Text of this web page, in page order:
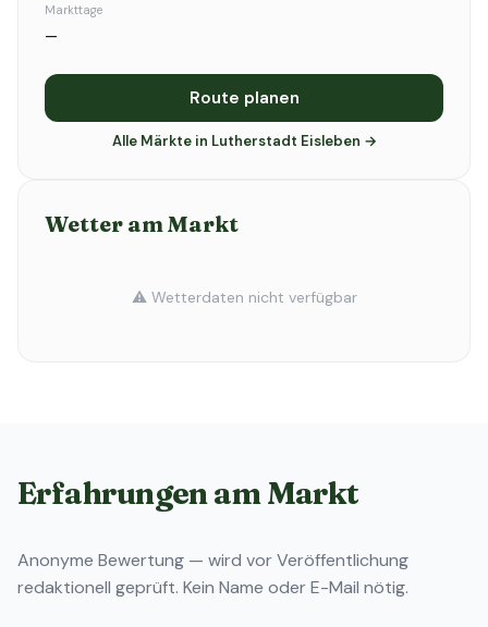
Markttage
—
Route planen
Alle Märkte in Lutherstadt Eisleben →
Wetter am Markt
⚠️ Wetterdaten nicht verfügbar
Erfahrungen am Markt
Anonyme Bewertung — wird vor Veröffentlichung
redaktionell geprüft. Kein Name oder E-Mail nötig.